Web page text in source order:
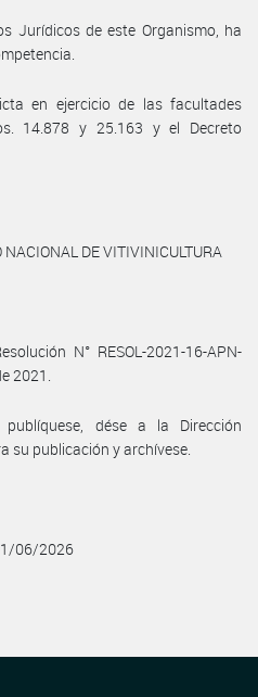
Jurídicos de este Organismo, ha
en ejercicio de las facultades
14.878 y 25.163 y el Decreto
DE VITIVINICULTURA
N° RESOL-2021-16-APN-
2021.
publíquese, dése a la Dirección
su publicación y archívese.
06/2026